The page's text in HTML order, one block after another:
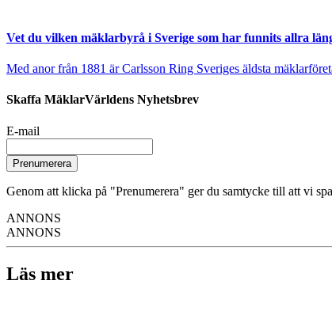
Vet du vilken mäklarbyrå i Sverige som har funnits allra
Med anor från 1881 är Carlsson Ring Sveriges äldsta
Skaffa MäklarVärldens Nyhetsbrev
E-mail
Prenumerera
Genom att klicka på "Prenumerera" ger du samtycke till att vi
ANNONS
ANNONS
Läs mer